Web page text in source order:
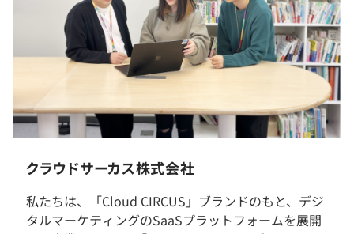
AIを前提とした開発が標準化されており、生成AIやAIエー
ジェントを活用して設計・実装・改善を高速化していま
AWSを中心としたクラウド環境、CI/CD、IaC、
Microservicesなどモダンな技術スタックを採用し、新卒
でも最新技術に触れながらプロダクト成長に直結する開発
ができる環境です。
作業パソコンはMacBookPro M4 Maxでストレスフリーで
仕事ができます。
◆その他
裁量が大きく、入社1〜2年目でもアーキテクチャ提案や
就業場所の変更範囲
9:00～18:00
休憩時間：11:00～14:00の間で60分
平均残業時間：10～15時間／月
年間休日日数：122 日以上 ／ 週休2日(土日)
※社内カレンダーに準拠
※全社会議の為、年1回土曜出社有
クラウドサーカス株式会社
私たちは、「Cloud CIRCUS」ブランドのもと、デジ
タルマーケティングのSaaSプラットフォームを展開